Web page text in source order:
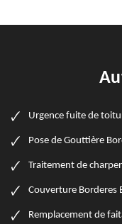
Urgence fuite de
Pose de Gouttière
Traitement de
Couverture Borderes
Remplacement de